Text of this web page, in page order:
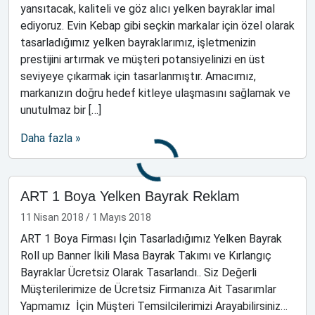
yansıtacak, kaliteli ve göz alıcı yelken bayraklar imal
ediyoruz. Evin Kebap gibi seçkin markalar için özel olarak
tasarladığımız yelken bayraklarımız, işletmenizin
prestijini artırmak ve müşteri potansiyelinizi en üst
seviyeye çıkarmak için tasarlanmıştır. Amacımız,
markanızın doğru hedef kitleye ulaşmasını sağlamak ve
unutulmaz bir […]
Daha fazla »
ART 1 Boya Yelken Bayrak Reklam
11 Nisan 2018 / 1 Mayıs 2018
ART 1 Boya Firması İçin Tasarladığımız Yelken Bayrak
Roll up Banner İkili Masa Bayrak Takımı ve Kırlangıç
Bayraklar Ücretsiz Olarak Tasarlandı.. Siz Değerli
Müşterilerimize de Ücretsiz Firmanıza Ait Tasarımlar
Yapmamız İçin Müşteri Temsilcilerimizi Arayabilirsiniz…